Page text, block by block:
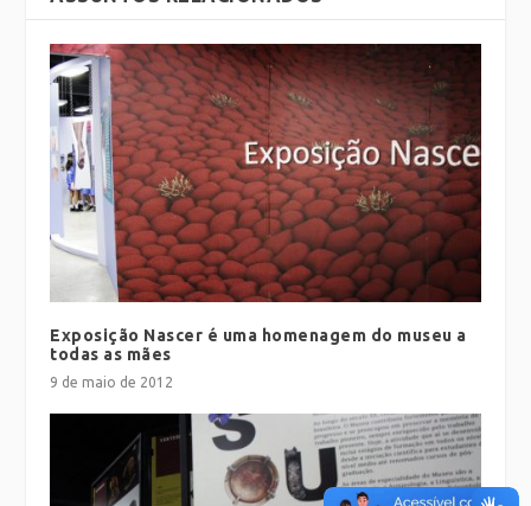
Exposição Nascer é uma homenagem do museu a
todas as mães
9 de maio de 2012